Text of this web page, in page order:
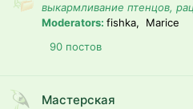
выкармливание птенцов,
Moderators: fishka, Marice
90 постов
Мастерская